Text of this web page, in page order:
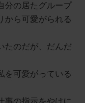
分の居たグループ
から可愛がられる
たのだが、だんだ
を可愛がっている